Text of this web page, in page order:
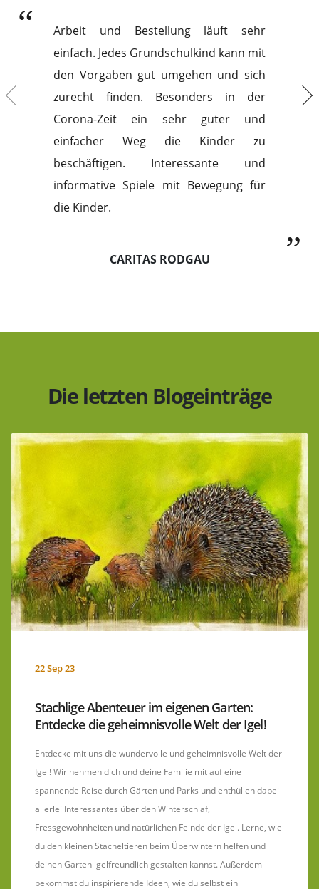
Arbeit und Bestellung läuft sehr
einfach. Jedes Grundschulkind kann mit
den Vorgaben gut umgehen und sich
zurecht finden. Besonders in der
Corona-Zeit ein sehr guter und
einfacher Weg die Kinder zu
beschäftigen. Interessante und
informative Spiele mit Bewegung für
die Kinder.
CARITAS RODGAU
Die letzten Blogeinträge
22 Sep 23
Stachlige Abenteuer im eigenen Garten:
Entdecke die geheimnisvolle Welt der Igel!
Entdecke mit uns die wundervolle und geheimnisvolle Welt der
Igel! Wir nehmen dich und deine Familie mit auf eine
spannende Reise durch Gärten und Parks und enthüllen dabei
allerlei Interessantes über den Winterschlaf,
Fressgewohnheiten und natürlichen Feinde der Igel. Lerne, wie
du den kleinen Stacheltieren beim Überwintern helfen und
deinen Garten igelfreundlich gestalten kannst. Außerdem
bekommst du inspirierende Ideen, wie du selbst ein